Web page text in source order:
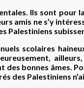
Ils sont pour
amis ne s’y
Palestiniens
scolaires
bonnes âmes.
des Palestiniens